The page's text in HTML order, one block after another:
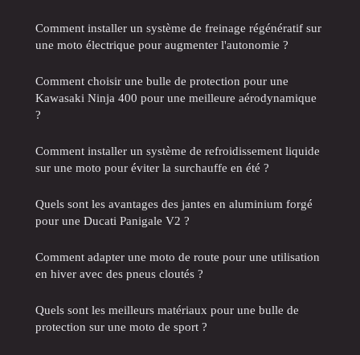
Comment installer un système de freinage régénératif sur
une moto électrique pour augmenter l'autonomie ?
Comment choisir une bulle de protection pour une
Kawasaki Ninja 400 pour une meilleure aérodynamique
?
Comment installer un système de refroidissement liquide
sur une moto pour éviter la surchauffe en été ?
Quels sont les avantages des jantes en aluminium forgé
pour une Ducati Panigale V2 ?
Comment adapter une moto de route pour une utilisation
en hiver avec des pneus cloutés ?
Quels sont les meilleurs matériaux pour une bulle de
protection sur une moto de sport ?